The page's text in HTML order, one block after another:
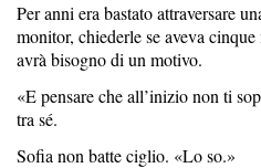
Per anni era bastato attraversare
monitor, chiederle se aveva
avrà bisogno di un motivo.
«E pensare che all’inizio non ti
tra sé.
Sofia non batte ciglio. «Lo so.»